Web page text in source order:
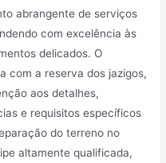
abrangente de serviços
com excelência às
delicados. O
com a reserva dos jazigos,
aos detalhes,
e requisitos específicos
do terreno no
altamente qualificada,